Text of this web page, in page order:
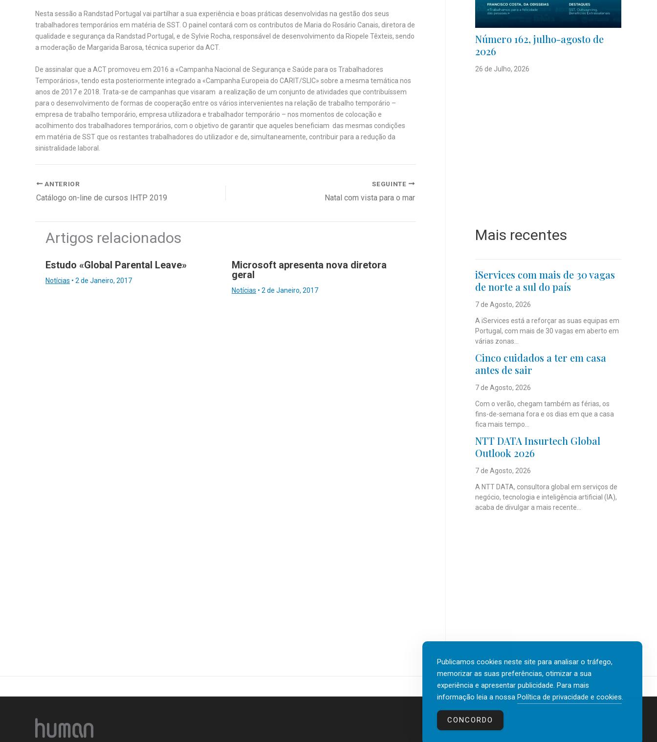
Nesta sessão a Randstad Portugal vai partilhar a sua experiência e boas práticas desenvolvidas na gestão dos seus
trabalhadores temporários em matéria de SST. O painel contará com os contributos de Maria do Rosário Canais, diretora de
qualidade e segurança da Randstad Portugal, e de Sylvie Rocha, responsável de desenvolvimento da Riopele Têxteis, sendo
a moderação de Margarida Barosa, técnica superior da ACT.
De assinalar que a ACT promoveu em 2016 a «Campanha Nacional de Segurança e Saúde para os Trabalhadores
Temporários», tendo esta posteriormente integrado a «Campanha Europeia do CARIT/SLIC» sobre a mesma temática nos
anos de 2017 e 2018. Trata-se de campanhas que visaram a realização de um conjunto de atividades que contribuíssem
para o desenvolvimento de formas de cooperação entre os vários intervenientes na relação de trabalho temporário –
empresa de trabalho temporário, empresa utilizadora e trabalhador temporário – nos momentos de colocação e
acolhimento dos trabalhadores temporários, com o objetivo de garantir que aqueles beneficiam das mesmas condições
em matéria de SST que os restantes trabalhadores do utilizador e de, simultaneamente, contribuir para a redução da
sinistralidade laboral.
ANTERIOR
Catálogo on-line de cursos IHTP 2019
SEGUINTE
Natal com vista para o mar
Artigos relacionados
Estudo «Global Parental Leave»
Notícias • 2 de Janeiro, 2017
Microsoft apresenta nova diretora
geral
Notícias • 2 de Janeiro, 2017
Número 162, julho-agosto de
2026
26 de Julho, 2026
Mais recentes
iServices com mais de 30 vagas
de norte a sul do país
7 de Agosto, 2026
A iServices está a reforçar as suas equipas em
Portugal, com mais de 30 vagas em aberto em
várias zonas...
Cinco cuidados a ter em casa
antes de sair
7 de Agosto, 2026
Com o verão, chegam também as férias, os
fins-de-semana fora e os dias em que a casa
fica mais tempo...
NTT DATA Insurtech Global
Outlook 2026
7 de Agosto, 2026
A NTT DATA, consultora global em serviços de
negócio, tecnologia e inteligência artificial (IA),
acaba de divulgar a mais recente...
Contactos
Publicamos cookies neste site para analisar o tráfego,
memorizar as suas preferências, otimizar a sua
experiência e apresentar publicidade. Para mais
informação leia a nossa Política de privacidade e cookies.
CONCORDO